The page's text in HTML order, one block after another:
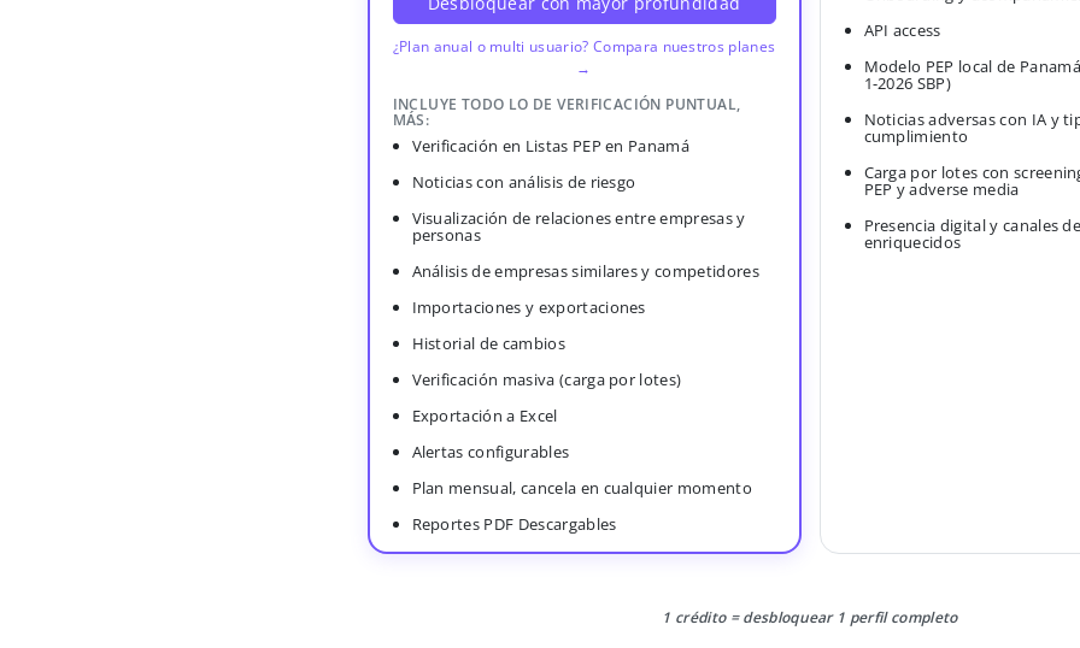
¿Plan anual o multi usuario? Compara nuestros planes
→
INCLUYE TODO LO DE VERIFICACIÓN PUNTUAL,
MÁS:
Verificación en Listas PEP en Panamá
Noticias con análisis de riesgo
Visualización de relaciones entre empresas y
personas
Análisis de empresas similares y competidores
Importaciones y exportaciones
Historial de cambios
Verificación masiva (carga por lotes)
Exportación a Excel
Alertas configurables
Plan mensual, cancela en cualquier momento
Reportes PDF Descargables
API access
Modelo PEP local de
1-2026 SBP)
Noticias adversas con IA y
cumplimiento
Carga por lotes con
PEP y adverse media
Presencia digital y canales
enriquecidos
1 crédito = desbloquear 1 perfil completo